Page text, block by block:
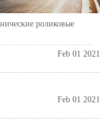
роликовые
Feb 01 2021
Feb 01 2021